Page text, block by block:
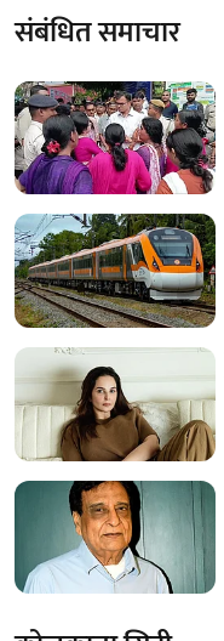
संबंधित समाचार